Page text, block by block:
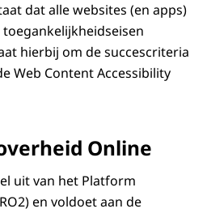
dat alle websites (en apps)
hierbij om de succescriteria
Web Content Accessibility
Online
uit van het Platform
en voldoet aan de